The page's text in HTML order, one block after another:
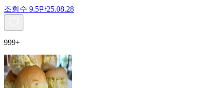
조회수 9.5만25.08.28
999+